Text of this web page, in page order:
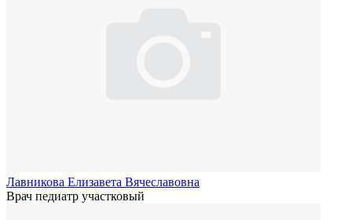
Лавникова Елизавета Вячеславовна
Врач педиатр участковый